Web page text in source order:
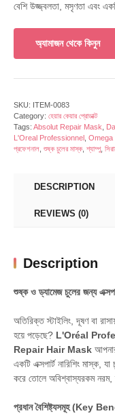
বেশি উজ্জ্বলতা, মসৃণতা এবং
অ্যামাজন থেকে কিনুন
SKU: ITEM-0083
Category: হেয়ার কেয়ার প্রোডাক্ট
Tags: Absolut Repair Mask
L'Oreal Professionnel Omega
প্রফেশনাল শুষ্ক চুলের মাস্ক শ্যাম্পু,
DESCRIPTION
REVIEWS (0)
Description
শুষ্ক ও ড্যামেজ চুলের জন্য
অতিরিক্ত স্টাইলিং, দূষণ বা
হয়ে পড়েছে? L'Oréal
Repair Hair Mask
একটি এক্সপার্ট নারিশিং মাস্ক,
করে তোলে অবিশ্বাস্যরকম নরম,
প্রধান বৈশিষ্ট্যসমূহ (Key